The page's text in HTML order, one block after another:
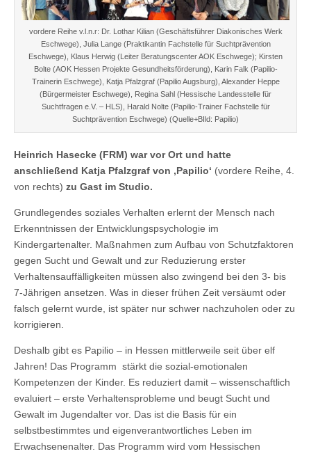
vordere Reihe v.l.n.r: Dr. Lothar Kilian (Geschäftsführer Diakonisches Werk
Eschwege), Julia Lange (Praktikantin Fachstelle für Suchtprävention
Eschwege), Klaus Herwig (Leiter Beratungscenter AOK Eschwege); Kirsten
Bolte (AOK Hessen Projekte Gesundheitsförderung), Karin Falk (Papilio-
Trainerin Eschwege), Katja Pfalzgraf (Papilio Augsburg), Alexander Heppe
(Bürgermeister Eschwege), Regina Sahl (Hessische Landesstelle für
Suchtfragen e.V. – HLS), Harald Nolte (Papilio-Trainer Fachstelle für
Suchtprävention Eschwege) (Quelle+BIld: Papilio)
Heinrich Hasecke (FRM) war vor Ort und hatte
anschließend Katja Pfalzgraf von ‚Papilio‘ (vordere Reihe, 4.
von rechts) zu Gast im Studio.
Grundlegendes soziales Verhalten erlernt der Mensch nach
Erkenntnissen der Entwicklungspsychologie im
Kindergartenalter. Maßnahmen zum Aufbau von Schutzfaktoren
gegen Sucht und Gewalt und zur Reduzierung erster
Verhaltensauffälligkeiten müssen also zwingend bei den 3- bis
7-Jährigen ansetzen. Was in dieser frühen Zeit versäumt oder
falsch gelernt wurde, ist später nur schwer nachzuholen oder zu
korrigieren.
Deshalb gibt es Papilio – in Hessen mittlerweile seit über elf
Jahren! Das Programm stärkt die sozial-emotionalen
Kompetenzen der Kinder. Es reduziert damit – wissenschaftlich
evaluiert – erste Verhaltensprobleme und beugt Sucht und
Gewalt im Jugendalter vor. Das ist die Basis für ein
selbstbestimmtes und eigenverantwortliches Leben im
Erwachsenenalter. Das Programm wird vom Hessischen